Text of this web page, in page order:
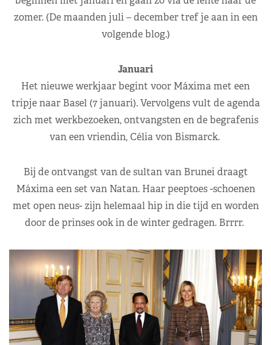
zomer. (De maanden juli – december tref je aan in een
volgende blog.)
Januari
Het nieuwe werkjaar begint voor Máxima met een
tripje naar Basel (7 januari). Vervolgens vult de agenda
zich met werkbezoeken, ontvangsten en de begrafenis
van een vriendin, Célia von Bismarck.
Bij de ontvangst van de sultan van Brunei draagt
Máxima een set van Natan. Haar peeptoes -schoenen
met open neus- zijn helemaal hip in die tijd en worden
door de prinses ook in de winter gedragen. Brrrr.